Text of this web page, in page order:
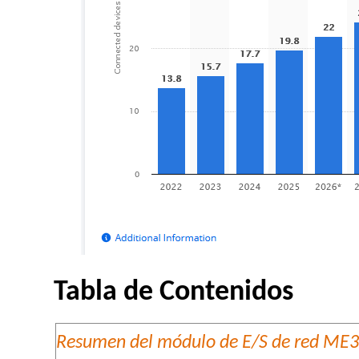
Tabla de Contenidos
Resumen del módulo de E/S de red